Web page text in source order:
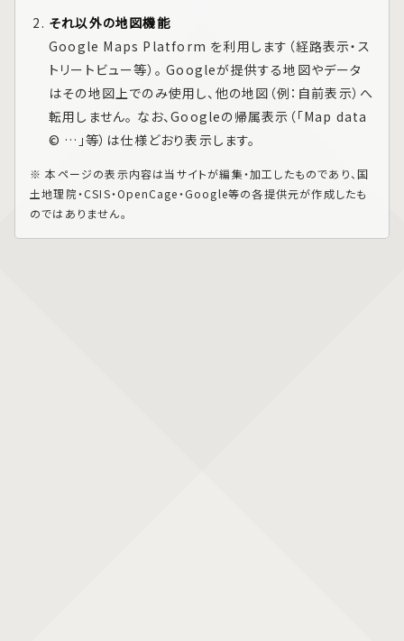
それ以外の地図機能
Google Maps Platform を利用します（経路表示・ス
トリートビュー等）。 Googleが提供する地図やデータ
はその地図上でのみ使用し、他の地図（例：自前表示）へ
転用しません。 なお、Googleの帰属表示（「Map data
© …」等）は仕様どおり表示します。
※ 本ページの表示内容は当サイトが編集・加工したものであり、国
土地理院・CSIS・OpenCage・Google等の各提供元が作成したも
のではありません。